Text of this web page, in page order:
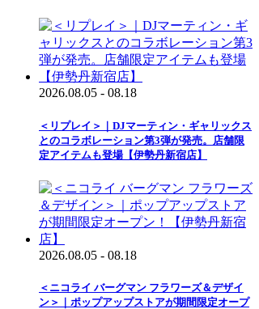
2026.08.05 - 08.18
＜リプレイ＞｜DJマーティン・ギャリックス
とのコラボレーション第3弾が発売。店舗限
定アイテムも登場【伊勢丹新宿店】
2026.08.05 - 08.18
＜ニコライ バーグマン フラワーズ＆デザイ
ン＞｜ポップアップストアが期間限定オープ